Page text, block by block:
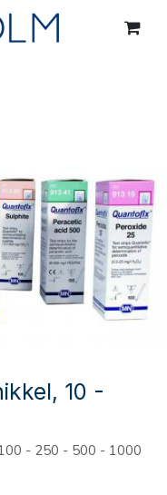
10 -
- 250 - 500 - 1000